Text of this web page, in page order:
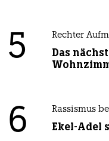
5 Rechter
Das
6 Rassismus
Ekel-Adel